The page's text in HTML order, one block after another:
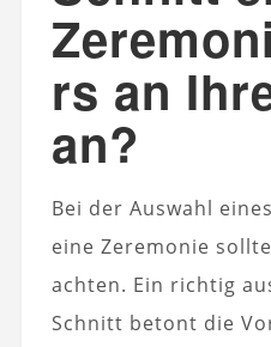
rs an
an?
Bei der Auswahl
eine Zeremonie
achten. Ein richtig
Schnitt betont die